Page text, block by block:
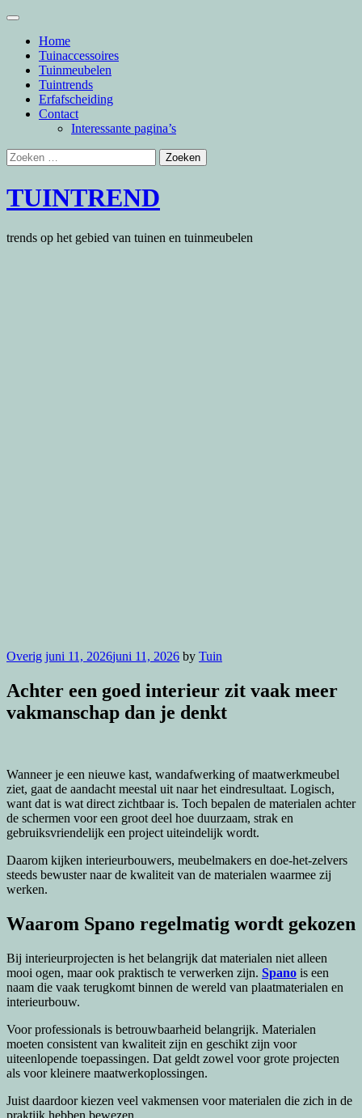
Skip
contentHome
Tuinaccessoires
Tuinmeubelen
Tuintrends
Erfafscheiding
Contact
Interessante pagina’s
Zoeken
naar:
TUINTREND
trends op het gebied van tuinen en tuinmeubelen
Overig juni 11, 2026juni 11, 2026 by Tuin
Achter een goed interieur zit vaak meer
vakmanschap dan je denkt
Wanneer je een nieuwe kast, wandafwerking of maatwerkmeubel
ziet, gaat de aandacht meestal uit naar het eindresultaat. Logisch,
want dat is wat direct zichtbaar is. Toch bepalen de materialen achter
de schermen voor een groot deel hoe duurzaam, strak en
gebruiksvriendelijk een project uiteindelijk wordt.
Daarom kijken interieurbouwers, meubelmakers en doe-het-zelvers
steeds bewuster naar de kwaliteit van de materialen waarmee zij
werken.
Waarom Spano regelmatig wordt gekozen
Bij interieurprojecten is het belangrijk dat materialen niet alleen
mooi ogen, maar ook praktisch te verwerken zijn. Spano is een
naam die vaak terugkomt binnen de wereld van plaatmaterialen en
interieurbouw.
Voor professionals is betrouwbaarheid belangrijk. Materialen
moeten consistent van kwaliteit zijn en geschikt zijn voor
uiteenlopende toepassingen. Dat geldt zowel voor grote projecten
als voor kleinere maatwerkoplossingen.
Juist daardoor kiezen veel vakmensen voor materialen die zich in de
praktijk hebben bewezen.